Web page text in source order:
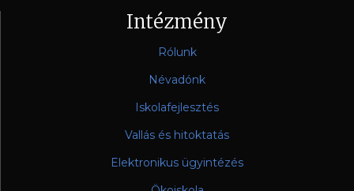
Intézmény
Rólunk
Névadónk
Iskolafejlesztés
Vallás és hitoktatás
Elektronikus ügyintézés